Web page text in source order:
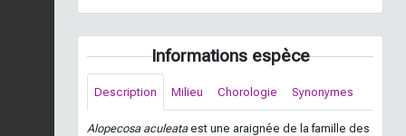
Informations espèce
Description Milieu Chorologie Synonymes
Alopecosa aculeataest une araignée de la famille des